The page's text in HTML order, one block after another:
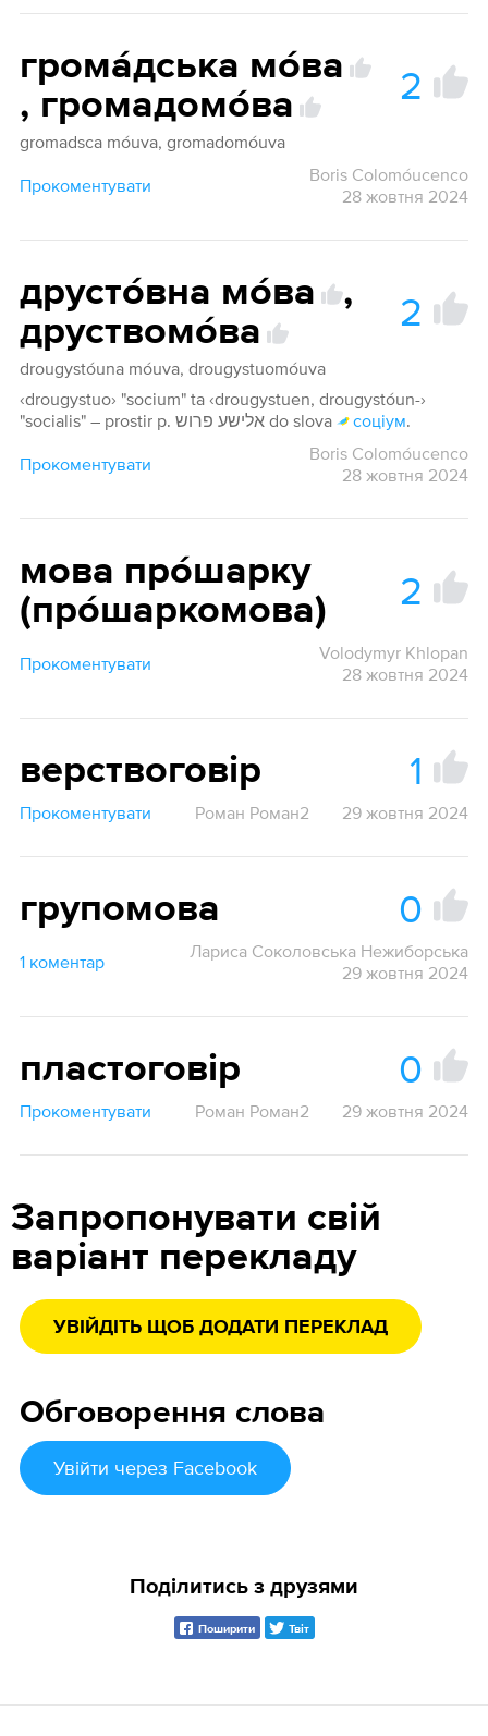
грома́дська мо́ва
, громадомо́ва 2
gromadsca móuva, gromadomóuva
Прокоментувати
Boris Colomóucenco
28 жовтня 2024
друсто́вна мо́ва
,
друствомо́ва
2
drougystóuna móuva, drougystuomóuva
‹drougystuo› "socium" ta ‹drougystuen, drougystóun-›
"socialis" – prostir p. אלישע פרוש do slova
соціум.
Прокоментувати
Boris Colomóucenco
28 жовтня 2024
мова про́шарку
(про́шаркомова)
2
Прокоментувати
Volodymyr Khlopan
28 жовтня 2024
верствоговір 1
Прокоментувати Роман Роман2 29 жовтня 2024
групомова 0
1 коментар
Лариса Соколовська Нежиборська
29 жовтня 2024
пластоговір 0
Прокоментувати Роман Роман2 29 жовтня 2024
Запропонувати свій
варіант перекладу
УВІЙДІТЬ ЩОБ ДОДАТИ ПЕРЕКЛАД
Обговорення слова
Увійти через Facebook
Поділитись з друзями
Поширити Твіт